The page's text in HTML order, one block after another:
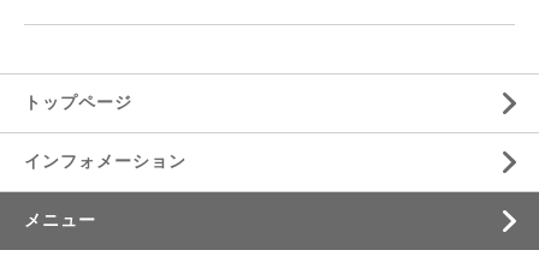
トップページ
インフォメーション
メニュー